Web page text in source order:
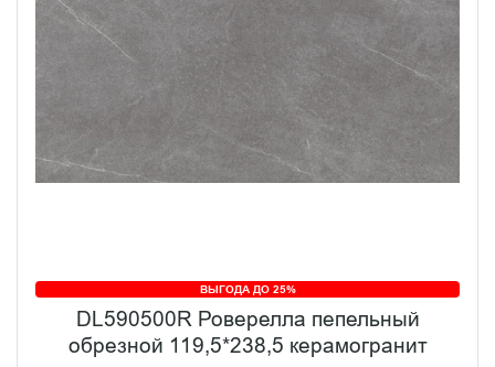
ВЫГОДА ДО 25%
DL590500R Роверелла пепельный
обрезной 119,5*238,5 керамогранит